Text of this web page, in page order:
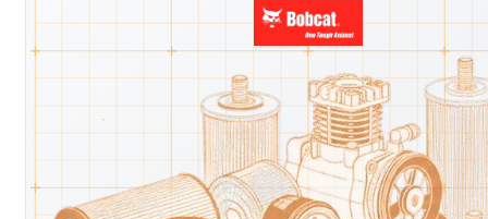
MARQUES
PULVERISATION
CONSOMABLE
CHARGEUR
FENAISON
GATOR
DUMPER
PELLES /
PELLES